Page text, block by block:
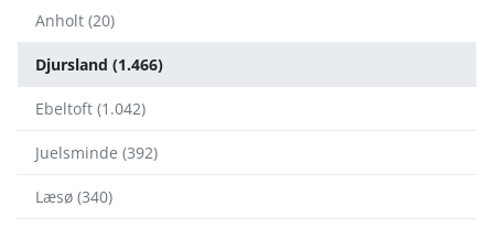
Anholt (20)
Djursland (1.466)
Ebeltoft (1.042)
Juelsminde (392)
Læsø (340)